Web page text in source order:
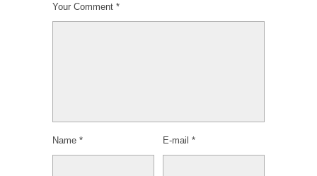
Your Comment *
Name * E-mail *